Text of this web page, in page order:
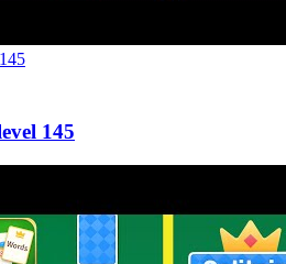
145
145